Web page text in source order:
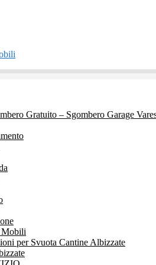
Gratuito – Sgombero Garage
Mobili
per Svuota Cantine Albizzate